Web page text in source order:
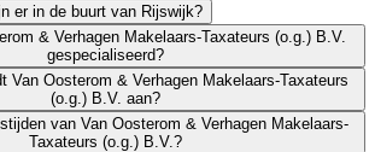
er in de buurt van Rijswijk?
& Verhagen Makelaars-Taxateurs (o.g.) B.V.
gespecialiseerd?
Van Oosterom & Verhagen Makelaars-Taxateurs
(o.g.) B.V. aan?
van Van Oosterom & Verhagen Makelaars-
Taxateurs (o.g.) B.V.?